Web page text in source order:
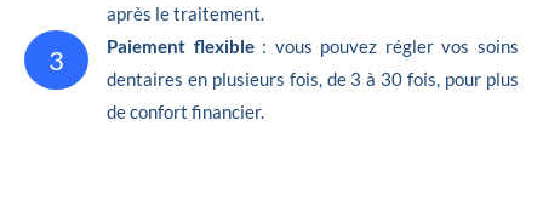
après le traitement.
3 Paiement flexible: vous pouvez régler vos soins
dentaires en plusieurs fois, de 3 à 30 fois, pour plus
de confort financier.